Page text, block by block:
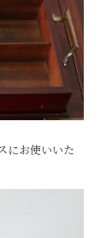
にお使いいた